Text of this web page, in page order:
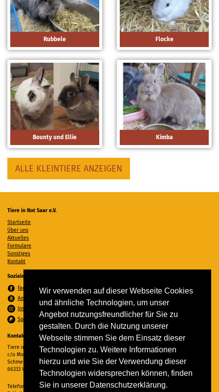
Wir verwenden auf dieser Webseite Cookies
und ähnliche Technologien, um unser
Angebot nutzungsfreundlicher für Sie zu
gestalten. Durch die Nutzung unserer
Webseite stimmen Sie dem Einsatz dieser
Technologien zu. Weitere Informationen
hierzu und wie Sie der Verwendung dieser
Technologien widersprechen können, finden
Sie in unserer Datenschutzerklärung.
Rubbele Flocke
Bounty und Ellie Kimba
ALLE KLEINTIERE ANZEIGEN
Tiere in Not Saar e.V.
Startseite
Über uns
Aktuelles
Formulare
Sonstiges
Kontakt
Soziale Medien
Facebook
Amazon Wunschzettel
Instagram
Spenden per PayPal
Kontakt
Tiere in Not Saar e.V.
c/o Monika Ewen
Schmelzer Straße 22
66333 Völklingen
Telefon:
06898 294862